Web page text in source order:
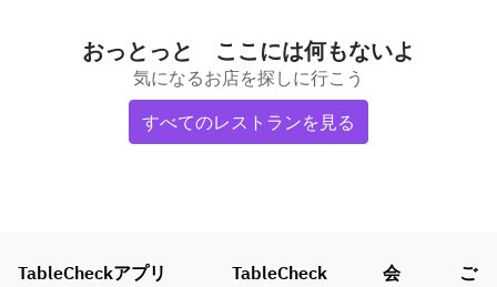
おっとっと ここには何もないよ
気になるお店を探しに行こう
すべてのレストランを見る
TableCheckアプリ TableCheck
会
ご